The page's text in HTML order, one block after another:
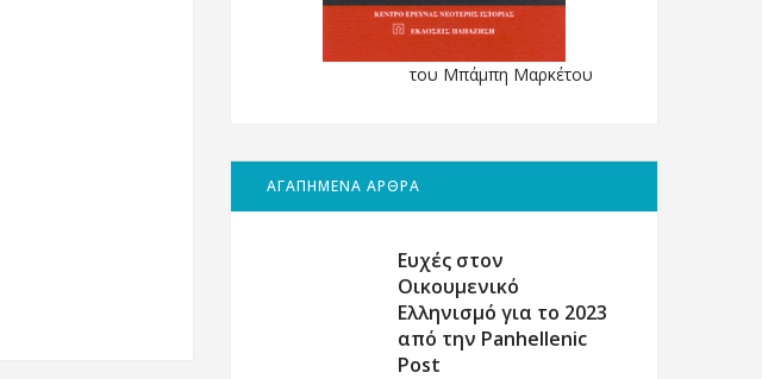
του Μπάμπη Μαρκέτου
ΑΓΑΠΗΜΕΝΑ ΑΡΘΡΑ
Ευχές στον
Οικουμενικό
Ελληνισμό για το 2023
από την Panhellenic
Post